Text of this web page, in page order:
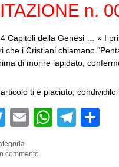
p
n.
Capitoli della Genesi … » I
che i Cristiani chiamano
di morire lapidato,
ti è piaciuto, condividilo
T
wi
tt
E
ail
W
T
commento